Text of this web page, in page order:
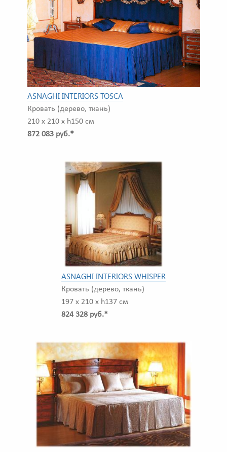
ASNAGHI INTERIORS TOSCA
Кровать (дерево, ткань)
210 x 210 x h150 см
872 083 руб.*
ASNAGHI INTERIORS WHISPER
Кровать (дерево, ткань)
197 x 210 x h137 см
824 328 руб.*